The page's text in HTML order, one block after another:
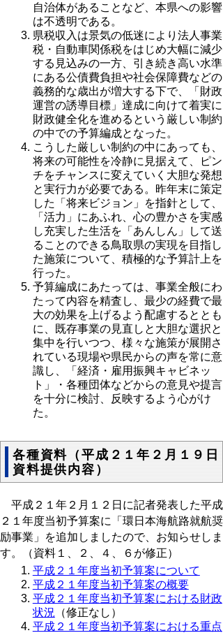
自治体があることなど、本県への影響
は不透明である。
県税収入は景気の低迷により法人事業
税・自動車関係税をはじめ大幅に減少
する見込みの一方、引き続き高い水準
にある公債費負担や社会保障費などの
義務的な歳出が増大する下で、「財政
運営の誘導目標」達成に向けて着実に
財政健全化を進めるという厳しい制約
の中での予算編成となった。
こうした厳しい制約の中にあっても、
将来の可能性を冷静に見据えて、ピン
チをチャンスに変えていく大胆な発想
と実行力が必要である。昨年末に策定
した「将来ビジョン」を指針として、
「活力」にあふれ、心の豊かさを実感
し充実した生活を「あんしん」して送
ることのできる鳥取県の実現を目指し
た施策について、積極的な予算計上を
行った。
予算編成にあたっては、事業全般にわ
たって内容を精査し、最少の経費で最
大の効果を上げるよう配慮するととも
に、既存事業の見直しと大胆な選択と
集中を行いつつ、様々な施策が展開さ
れている現場や県民からの声を常に意
識し、「経済・雇用振興キャビネッ
ト」・各種団体などからの意見や提言
を十分に検討、反映するよう心がけ
た。
各種資料（平成２１年２月１９日
資料提供内容）
平成２１年２月１２日に記者発表した平成
２１年度当初予算案に「環日本海航路就航奨
励事業」を追加しましたので、お知らせしま
す。（資料１、２、４、６が修正）
平成２１年度当初予算案について
平成２１年度当初予算案の概要
平成２１年度当初予算案における財政
状況 （修正なし）
平成２１年度当初予算案における重点